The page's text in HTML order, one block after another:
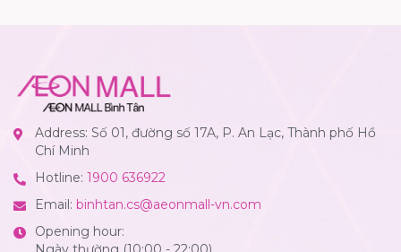
Address: Số 01, đường số 17A, P. An Lạc, Thành phố Hồ
Chí Minh
Hotline: 1900 636922
Email: binhtan.cs@aeonmall-vn.com
Opening hour: